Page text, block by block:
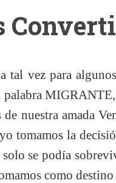
tal vez para
de nuestra amada
tomamos la
se podía
como destino